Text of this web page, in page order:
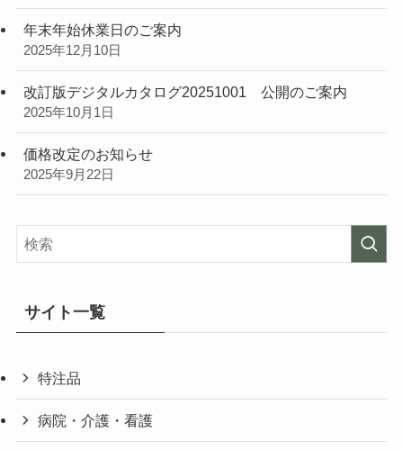
年末年始休業日のご案内
2025年12月10日
改訂版デジタルカタログ20251001 公開のご案内
2025年10月1日
価格改定のお知らせ
2025年9月22日
サイト一覧
特注品
病院・介護・看護